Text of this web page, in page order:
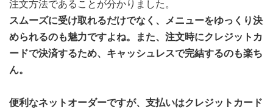
注文方法であることが分かりました。
スムーズに受け取れるだけでなく、メニューをゆっくり決
められるのも魅力ですよね。また、注文時にクレジットカ
ードで決済するため、キャッシュレスで完結するのも楽ち
ん。
便利なネットオーダーですが、支払いはクレジットカード